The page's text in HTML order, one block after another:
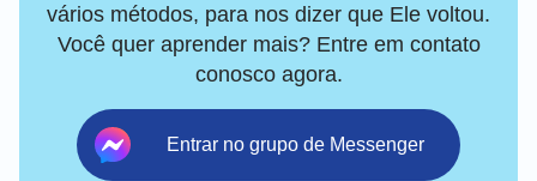
vários métodos, para nos dizer que Ele voltou.
Você quer aprender mais? Entre em contato
conosco agora.
Entrar no grupo de Messenger